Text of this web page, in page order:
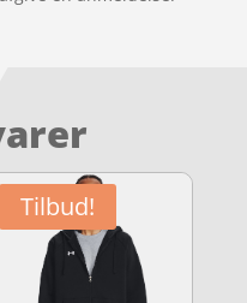
Tilbud!